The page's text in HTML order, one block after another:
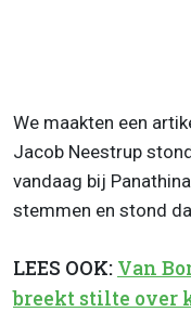
We maakten een
Jacob Neestrup
vandaag bij
stemmen en stond
LEES OOK: Van
breekt stilte over